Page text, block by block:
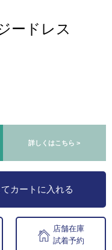
ードレス
詳しくはこちら >
カートに入れる
店舗在庫
試着予約